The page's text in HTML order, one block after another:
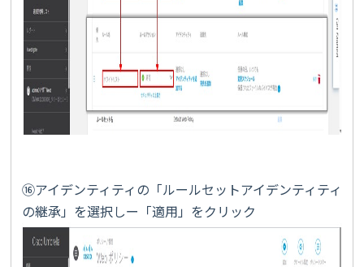
⑯アイデンティティの「ルールセットアイデンティティ
の継承」を選択しー「適用」をクリック